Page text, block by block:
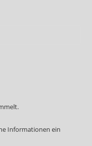
Informationen ein